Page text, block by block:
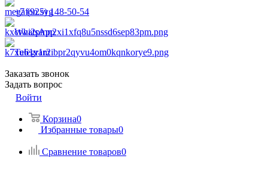
+7 (925) 148-50-54
WhatsApp
Telegram
Заказать звонок
Задать вопрос
Войти
Корзина0
Избранные товары0
Сравнение товаров0